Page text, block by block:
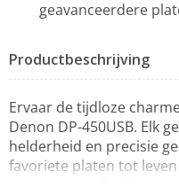
geavanceerdere
Productbeschrijving
Ervaar de tijdloze
Denon DP-450USB. Elk
helderheid en precisie
favoriete platen tot